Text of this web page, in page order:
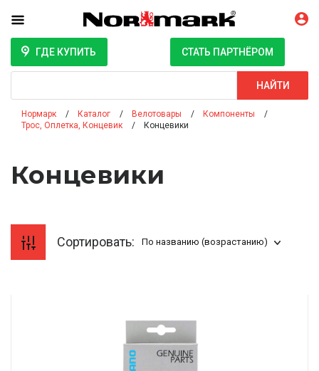
ГДЕ КУПИТЬ СТАТЬ ПАРТНЁРОМ
НАЙТИ
Нормарк Каталог Велотовары
Компоненты
Трос, Оплетка, Концевик
Концевики
Концевики
Сортировать: По названию (возрастанию)